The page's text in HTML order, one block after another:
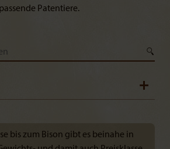
passende Patentiere.
bis zum Bison gibt es beinahe in